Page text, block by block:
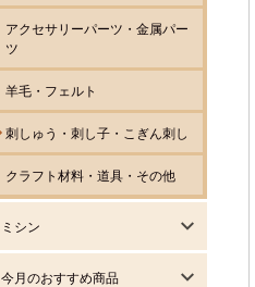
アクセサリーパーツ・金属パー
ツ
羊毛・フェルト
刺しゅう・刺し子・こぎん刺し
クラフト材料・道具・その他
ミシン
今月のおすすめ商品